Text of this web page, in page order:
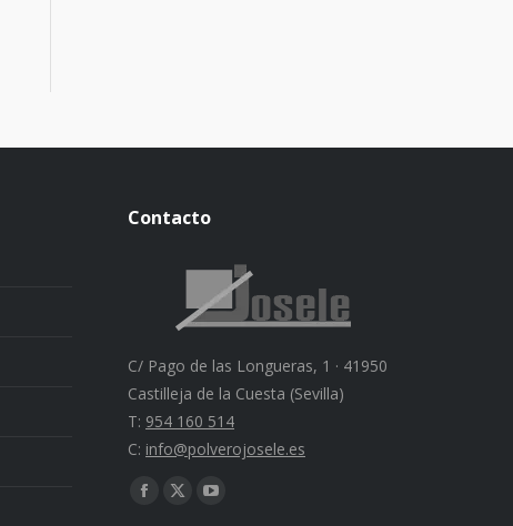
Contacto
C/ Pago de las Longueras, 1 · 41950
Castilleja de la Cuesta (Sevilla)
T: 954 160 514
C: info@polverojosele.es
Find us on:
Facebook
X
YouTube